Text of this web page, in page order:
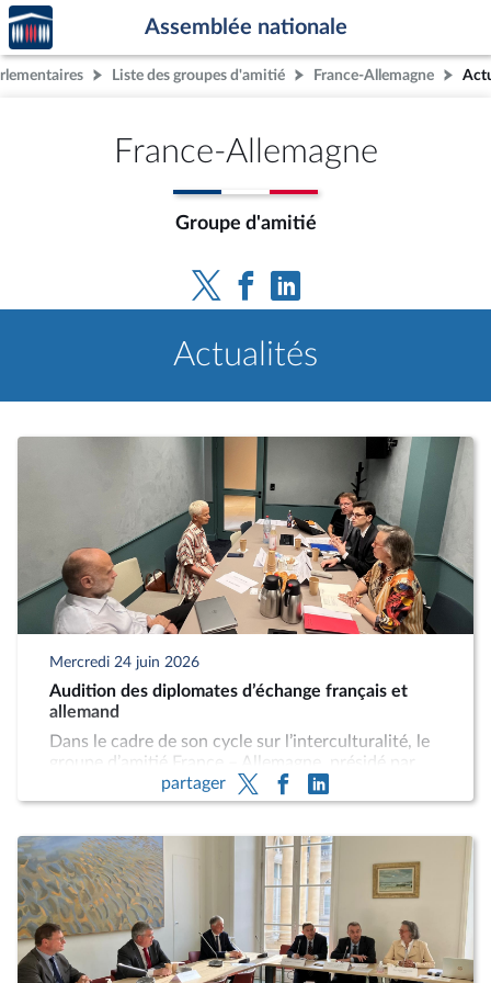
Aller au contenu
Aller en bas de la page
Accèder
à la
page
d'accueil
Assemblée nationale
Liste des groupes d'amitié France-Allemagne
France-Allemagne
Groupe d'amitié
Actualités
Mercredi 24 juin 2026
Audition des diplomates d’échange français et
allemand
Dans le cadre de son cycle sur l’interculturalité, le
groupe d’amitié France – Allemagne, présidé par
Sabine Thillaye (Dem, Indre-et-Loire), a reçu, le
mercredi 24 juin 2026, M. Quentin Jalla, diplomate
pour la coopération franco-allemande au ministère
fédéral des Affaires étrangères d’Allemagne, et M.
Jan Rudolph, diplomate d’échange allemand et
chargé de mission au Secrétariat général français
des affaires européennes.
partager